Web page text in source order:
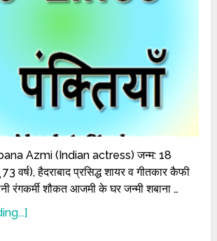
Azmi (Indian actress) जन्म: 18
वर्ष), हैदराबाद प्रसिद्ध शायर व गीतकार कैफी
रंगकर्मी शौकत आजमी के घर जन्मी शबाना …